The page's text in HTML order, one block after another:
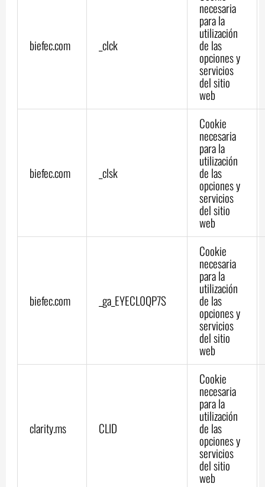
biefec.com _clck
necesaria
para la
utilización
de las
opciones y
servicios
del sitio
web
biefec.com _clsk
Cookie
necesaria
para la
utilización
de las
opciones y
servicios
del sitio
web
biefec.com _ga_EYECL0QP7S
Cookie
necesaria
para la
utilización
de las
opciones y
servicios
del sitio
web
clarity.ms CLID
Cookie
necesaria
para la
utilización
de las
opciones y
servicios
del sitio
web